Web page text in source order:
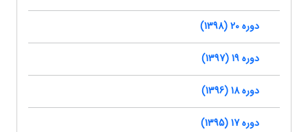
دوره 20 (1398)
دوره 19 (1397)
دوره 18 (1396)
دوره 17 (1395)